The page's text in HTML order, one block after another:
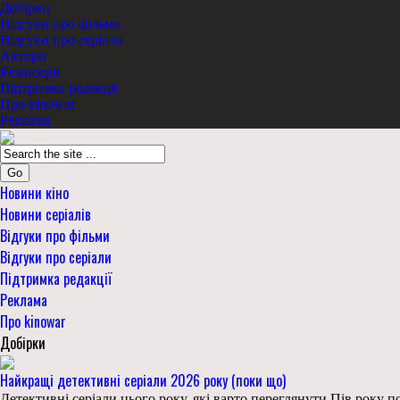
Добірки
Відгуки про фільми
Відгуки про серіали
Актори
Режисери
Підтримка редакції
Про kinowar
Реклама
Go
Новини кіно
Новини серіалів
Відгуки про фільми
Відгуки про серіали
Підтримка редакції
Реклама
Про kinowar
Добірки
Найкращі детективні серіали 2026 року (поки що)